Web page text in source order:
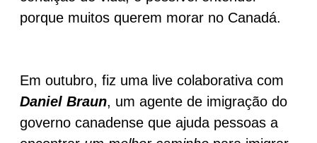
porque muitos querem morar no Canadá.
Em outubro, fiz uma live colaborativa com
Daniel Braun, um agente de imigração do
governo canadense que ajuda pessoas a